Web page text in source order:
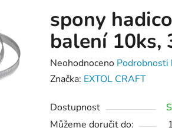
spony
balení 10ks,
Průměrné
hodnocení
je
0,0
Neohodnoceno Podrobnosti
Značka: EXTOL CRAFT
Dostupnost
Můžeme doručit do: